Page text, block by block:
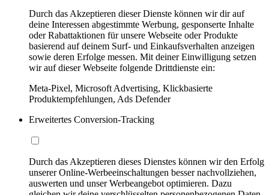
Durch das Akzeptieren dieser Dienste können wir dir auf
deine Interessen abgestimmte Werbung, gesponserte Inhalte
oder Rabattaktionen für unsere Webseite oder Produkte
basierend auf deinem Surf- und Einkaufsverhalten anzeigen
sowie deren Erfolge messen. Mit deiner Einwilligung setzen
wir auf dieser Webseite folgende Drittdienste ein:
Meta-Pixel, Microsoft Advertising, Klickbasierte
Produktempfehlungen, Ads Defender
Erweitertes Conversion-Tracking
Durch das Akzeptieren dieses Dienstes können wir den Erfolg
unserer Online-Werbeeinschaltungen besser nachvollziehen,
auswerten und unser Werbeangebot optimieren. Dazu